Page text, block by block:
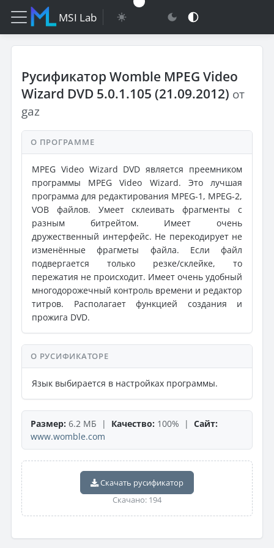
MSI Lab
Русификатор Womble MPEG Video
Wizard DVD 5.0.1.105 (21.09.2012) от
gaz
О ПРОГРАММЕ
MPEG Video Wizard DVD является преемником
программы MPEG Video Wizard. Это лучшая
программа для редактирования MPEG-1, MPEG-2,
VOB файлов. Умеет склеивать фрагменты с
разным битрейтом. Имеет очень
дружественный интерфейс. Не перекодирует не
изменённые фрагметы файла. Если файл
подвергается только резке/склейке, то
пережатия не происходит. Имеет очень удобный
многодорожечный контроль времени и редактор
титров. Располагает функцией создания и
прожига DVD.
О РУСИФИКАТОРЕ
Язык выбирается в настройках программы.
Размер: 6.2 МБ | Качество: 100% | Сайт:
www.womble.com
Скачать русификатор
Скачано: 194